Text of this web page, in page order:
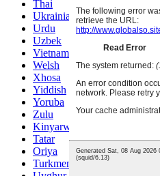
Thai
Ukrainian
Urdu
Uzbek
Vietnamese
Welsh
Xhosa
Yiddish
Yoruba
Zulu
Kinyarwanda
Tatar
Oriya
Turkmen